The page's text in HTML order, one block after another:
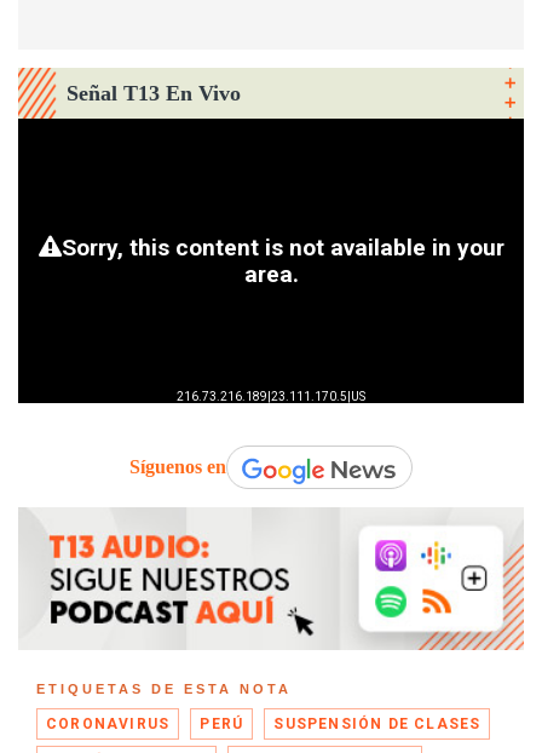
Señal T13 En Vivo
Síguenos en
ETIQUETAS DE ESTA NOTA
CORONAVIRUS PERÚ SUSPENSIÓN DE CLASES